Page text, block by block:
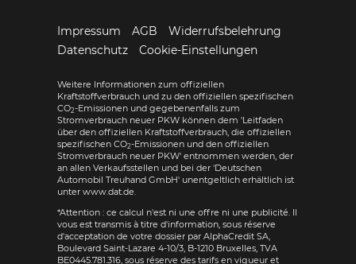
Impressum AGB
Widerrufsbelehrung
Datenschutz
Cookie-Einstellungen
Weitere Informationen zum offiziellen
Kraftstoffverbrauch und zu den offiziellen spezifischen
CO2-Emissionen und gegebenenfalls zum
Stromverbrauch neuer PKW können dem 'Leitfaden
über den offiziellen Kraftstoffverbrauch, die offiziellen
spezifischen CO2-Emissionen und den offiziellen
Stromverbrauch neuer PKW' entnommen werden, der
an allen Verkaufsstellen und bei der 'Deutschen
Automobil Treuhand GmbH' unentgeltlich erhältlich ist
unter www.dat.de.
*Attention : ce calcul n'est ni une offre ni une publicité. Il
vous est transmis à titre d'information, sous réserve
d'acceptation de votre dossier par AlphaCredit SA,
Boulevard Saint-Lazare 4-10/3, B-1210 Bruxelles, TVA
BE0445.781.316, sous réserve des tarifs en vigueur et